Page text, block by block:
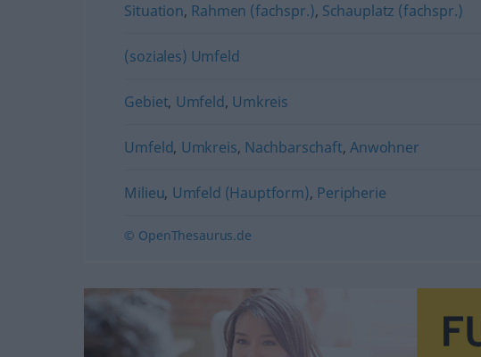
Situation, Rahmen (fachspr.), Schauplatz (fachspr.)
(soziales) Umfeld
Gebiet, Umfeld, Umkreis
Umfeld, Umkreis, Nachbarschaft,Anwohner
Milieu, Umfeld (Hauptform), Peripherie
© OpenThesaurus.de